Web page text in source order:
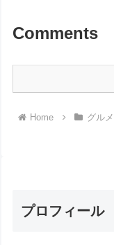
Comments
Home グルメ
プロフィール